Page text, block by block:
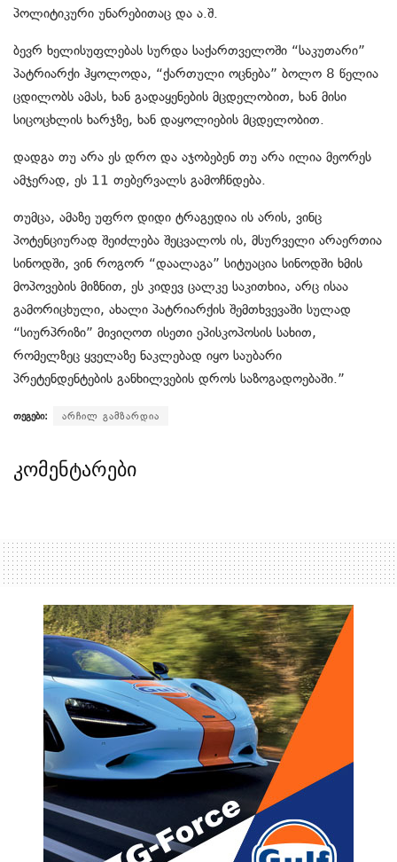
პოლიტიკური უნარებითაც და ა.შ.
ბევრ ხელისუფლებას სურდა საქართველოში “საკუთარი”
პატრიარქი ჰყოლოდა, “ქართული ოცნება” ბოლო 8 წელია
ცდილობს ამას, ხან გადაყენების მცდელობით, ხან მისი
სიცოცხლის ხარჯზე, ხან დაყოლიების მცდელობით.
დადგა თუ არა ეს დრო და აჯობებენ თუ არა ილია მეორეს
ამჯერად, ეს 11 თებერვალს გამოჩნდება.
თუმცა, ამაზე უფრო დიდი ტრაგედია ის არის, ვინც
პოტენციურად შეიძლება შეცვალოს ის, მსურველი არაერთია
სინოდში, ვინ როგორ “დაალაგა” სიტუაცია სინოდში ხმის
მოპოვების მიზნით, ეს კიდევ ცალკე საკითხია, არც ისაა
გამორიცხული, ახალი პატრიარქის შემთხვევაში სულად
“სიურპრიზი” მივიღოთ ისეთი ეპისკოპოსის სახით,
რომელზეც ყველაზე ნაკლებად იყო საუბარი
პრეტენდენტების განხილვების დროს საზოგადოებაში.”
თეგები: არჩილ გამზარდია
კომენტარები